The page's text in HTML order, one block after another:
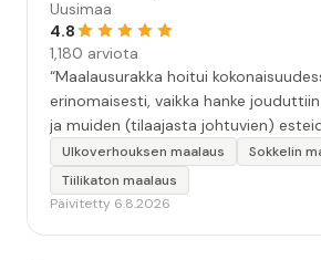
Uusimaa
4.8
1,180 arviota
“Maalausurakka hoitui
erinomaisesti, vaikka hanke
ja muiden (tilaajasta johtuvien)
keskeyttämään n. 3 viikoksi.
hyvä, yhteydenpito erinomaista,
huolellisesti. Suosittelen. Erityiskiitos
Ulkoverhouksen maalaus
Sokkelin
Tiilikaton maalaus
Päivitetty 6.8.2026